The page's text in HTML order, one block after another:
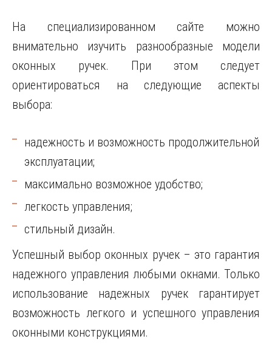
На специализированном сайте можно
внимательно изучить разнообразные модели
оконных ручек. При этом следует
ориентироваться на следующие аспекты
выбора:
надежность и возможность продолжительной
эксплуатации;
максимально возможное удобство;
легкость управления;
стильный дизайн.
Успешный выбор оконных ручек – это гарантия
надежного управления любыми окнами. Только
использование надежных ручек гарантирует
возможность легкого и успешного управления
оконными конструкциями.